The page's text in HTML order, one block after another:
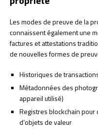
Les modes de preuve de la
connaissent également une
factures et attestations
de nouvelles formes de
Historiques de
Métadonnées des
appareil utilisé)
Registres blockchain pour
d’objets de valeur